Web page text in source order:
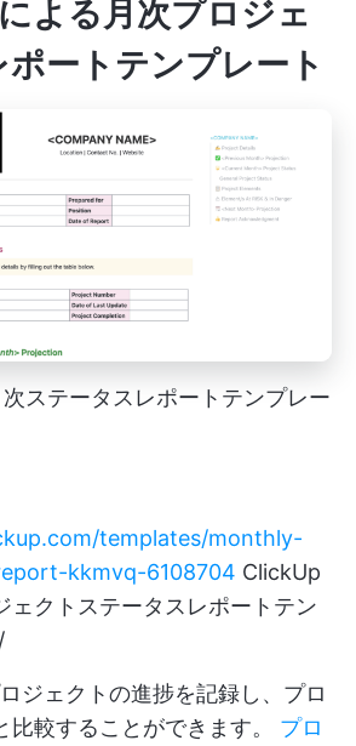
よる月次プロジェ
ートテンプレート
ステータスレポートテンプレー
templates/monthly-
kkmvq-6108704 ClickUp
ェクトステータスレポートテン
ジェクトの進捗を記録し、プロ
比較することができます。 プロ